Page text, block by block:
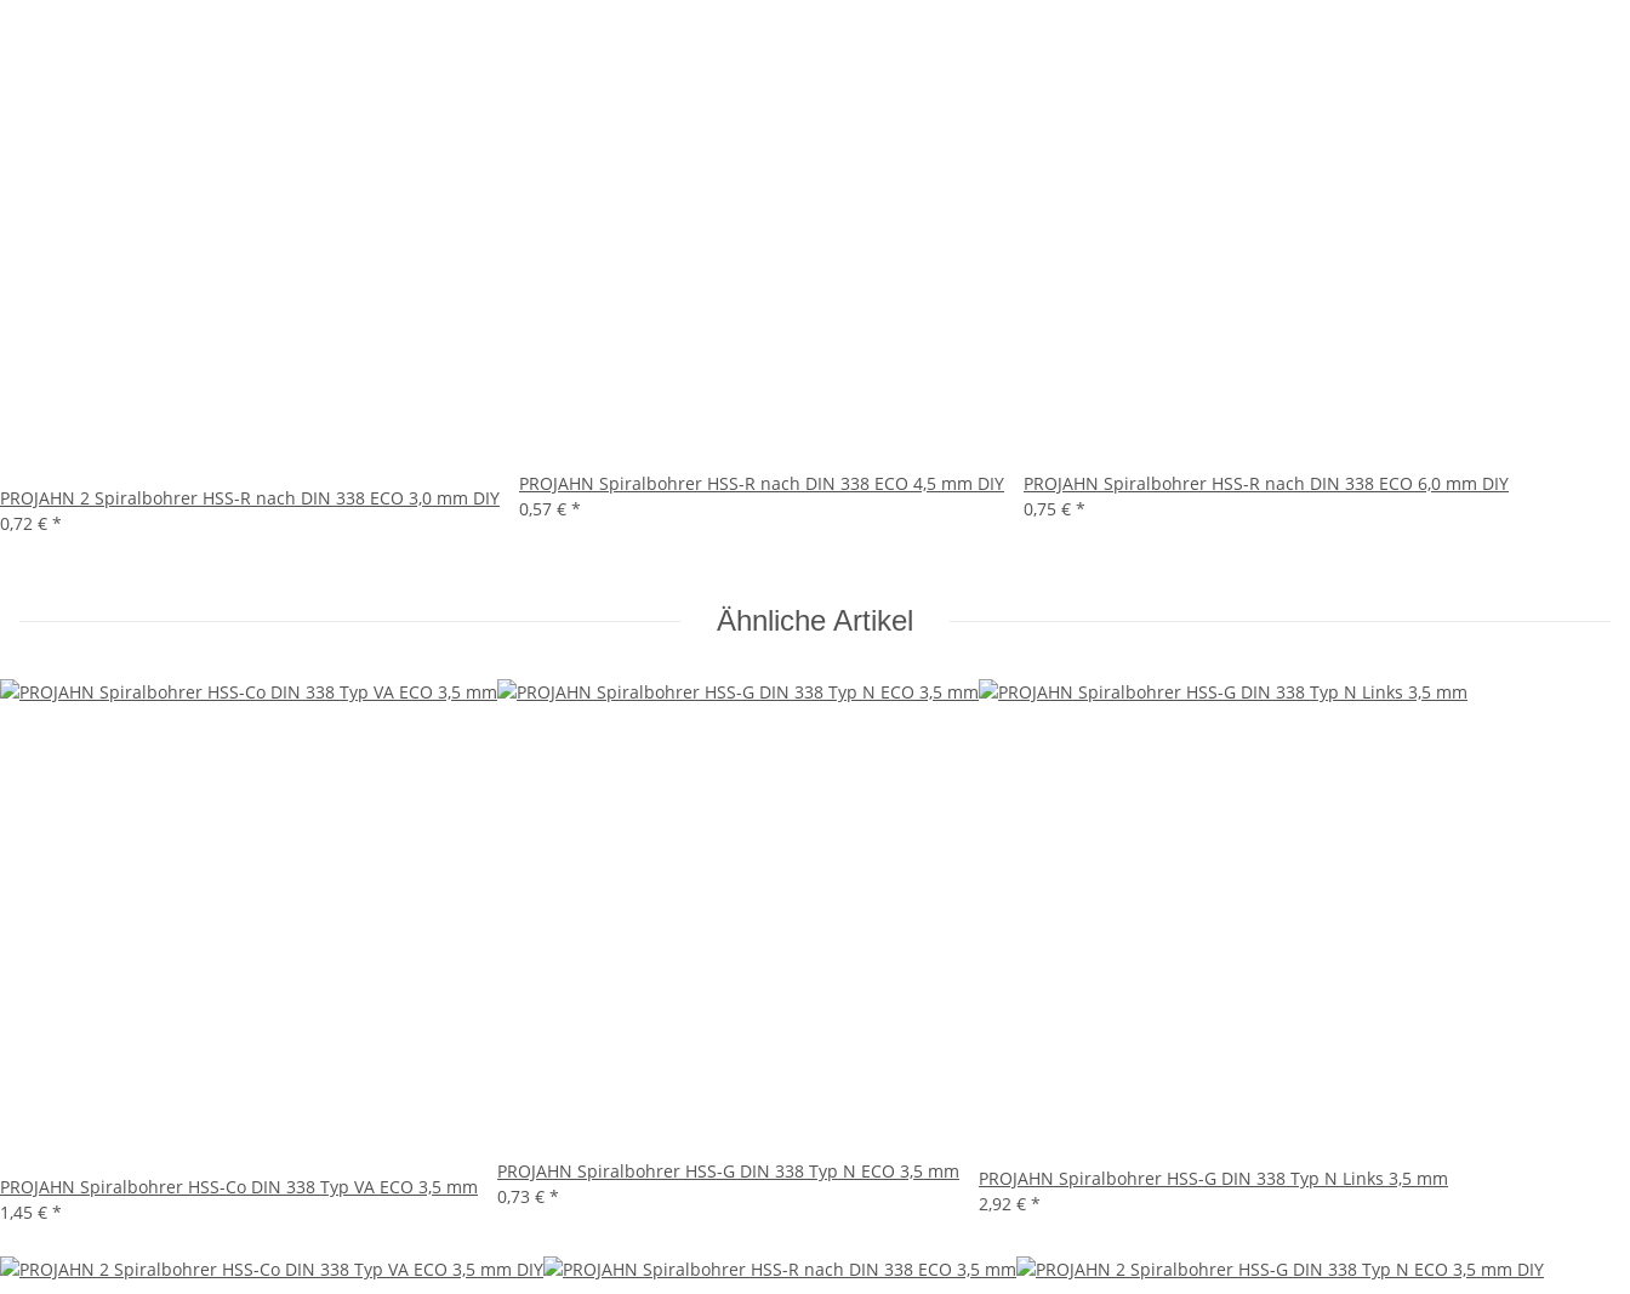
PROJAHN 2 Spiralbohrer HSS-R nach DIN 338 ECO 3,0 mm DIY
0,72 € *
PROJAHN Spiralbohrer HSS-R nach DIN 338 ECO 4,5 mm DIY
0,57 € *
PROJAHN Spiralbohrer HSS-R nach DIN 338 ECO 6,0 mm DIY
0,75 € *
Ähnliche Artikel
PROJAHN Spiralbohrer HSS-Co DIN 338 Typ VA ECO 3,5 mm
1,45 € *
PROJAHN Spiralbohrer HSS-G DIN 338 Typ N ECO 3,5 mm
0,73 € *
PROJAHN Spiralbohrer HSS-G DIN 338 Typ N Links 3,5 mm
2,92 € *